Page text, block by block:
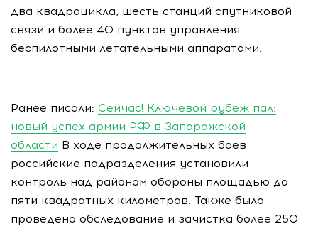
два квадроцикла, шесть станций спутниковой
связи и более 40 пунктов управления
беспилотными летательными аппаратами.
Ранее писали: Сейчас! Ключевой рубеж пал:
новый успех армии РФ в Запорожской
области В ходе продолжительных боев
российские подразделения установили
контроль над районом обороны площадью до
пяти квадратных километров. Также было
проведено обследование и зачистка более 250